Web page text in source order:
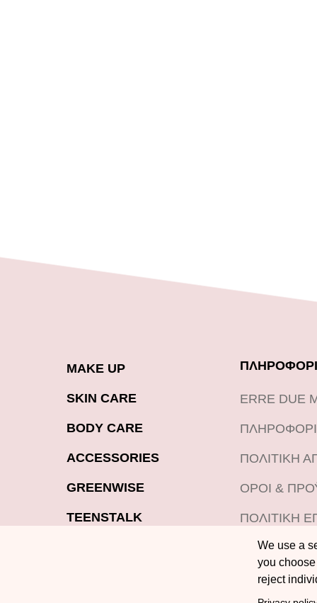
MAKE UP
SKIN CARE
BODY CARE
ACCESSORIES
GREENWISE
TEENSTALK
ERRE DUE
ΠΟΛΙΤΙΚΗ
ΟΡΟΙ &
ΠΟΛΙΤΙΚΗ
ΠΡΟΪΟΝΤΩΝ
We use a
you
reject